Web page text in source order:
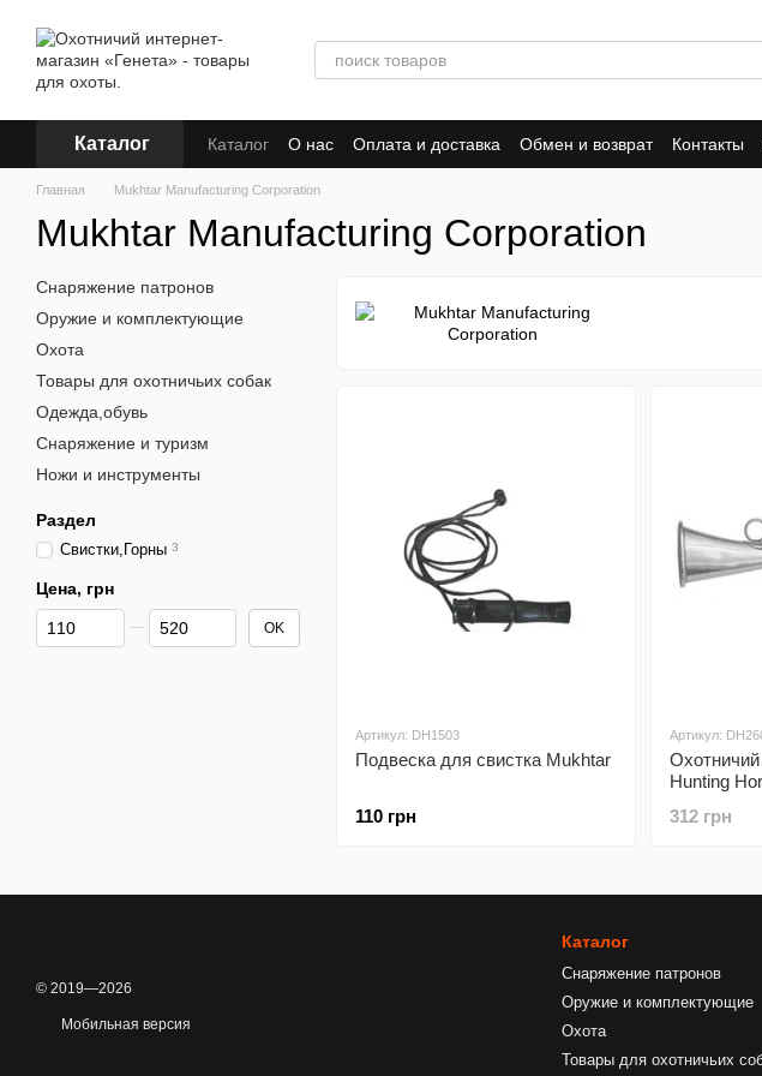
Каталог Каталог О нас Оплата и доставка Обмен и возврат Контакты
Главная Mukhtar Manufacturing Corporation
Mukhtar Manufacturing Corporation
Артикул: DH1503
Подвеска для свистка Mukhtar
110 грн
Артикул:
Охотничий
Hunting
312 грн
Снаряжение патронов
Оружие и комплектующие
Охота
Товары для охотничьих собак
Одежда,обувь
Снаряжение и туризм
Ножи и инструменты
Раздел
Свистки,Горны 3
Цена, грн
От Цена, грн
До Цена, грн OK
© 2019—2026
Мобильная версия
Каталог
Снаряжение патронов
Оружие и комплектующие
Охота
Товары для охотничьих